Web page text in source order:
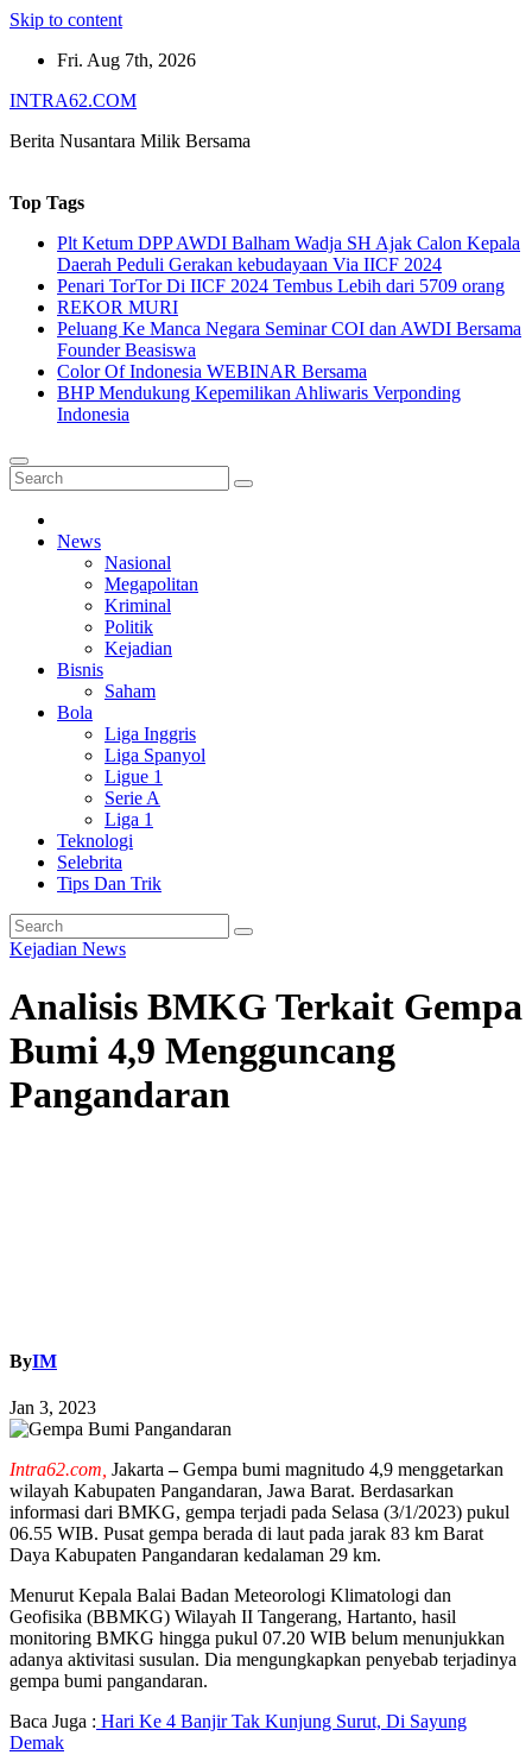
Skip to content
Fri. Aug 7th, 2026
INTRA62.COM
Berita Nusantara Milik Bersama
Top Tags
Plt Ketum DPP AWDI Balham Wadja SH Ajak Calon Kepala
Daerah Peduli Gerakan kebudayaan Via IICF 2024
Penari TorTor Di IICF 2024 Tembus Lebih dari 5709 orang
REKOR MURI
Peluang Ke Manca Negara Seminar COI dan AWDI Bersama
Founder Beasiswa
Color Of Indonesia WEBINAR Bersama
BHP Mendukung Kepemilikan Ahliwaris Verponding
Indonesia
News
Nasional
Megapolitan
Kriminal
Politik
Kejadian
Bisnis
Saham
Bola
Liga Inggris
Liga Spanyol
Ligue 1
Serie A
Liga 1
Teknologi
Selebrita
Tips Dan Trik
Kejadian News
Analisis BMKG Terkait Gempa
Bumi 4,9 Mengguncang
Pangandaran
ByIM
Jan 3, 2023
Intra62.com, Jakarta–Gempa bumi magnitudo 4,9 menggetarkan
wilayah Kabupaten Pangandaran, Jawa Barat. Berdasarkan
informasi dari BMKG, gempa terjadi pada Selasa (3/1/2023) pukul
06.55 WIB. Pusat gempa berada di laut pada jarak 83 km Barat
Daya Kabupaten Pangandaran kedalaman 29 km.
Menurut Kepala Balai Badan Meteorologi Klimatologi dan
Geofisika (BBMKG) Wilayah II Tangerang, Hartanto, hasil
monitoring BMKG hingga pukul 07.20 WIB belum menunjukkan
adanya aktivitasi susulan. Dia mengungkapkan penyebab terjadinya
gempa bumi pangandaran.
Baca Juga : Hari Ke 4 Banjir Tak Kunjung Surut, Di Sayung
Demak